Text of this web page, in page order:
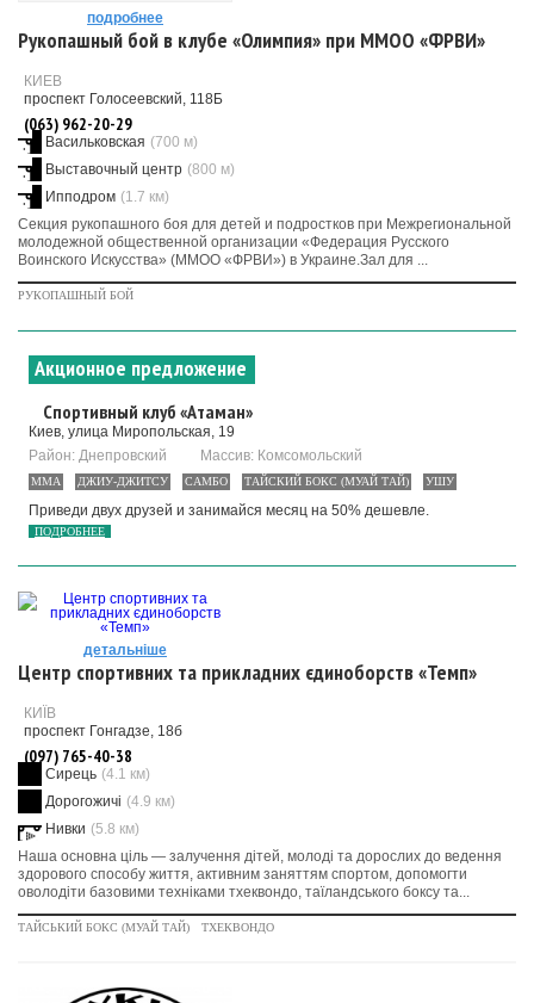
подробнее
Рукопашный бой в клубе «Олимпия» при ММОО «ФРВИ»
КИЕВ
проспект Голосеевский, 118Б
(063) 962-20-29
Васильковская (700 м)
Выставочный центр (800 м)
Ипподром (1.7 км)
Секция рукопашного боя для детей и подростков при Межрегиональной
молодежной общественной организации «Федерация Русского
Воинского Искусства» (ММОО «ФРВИ») в Украине.Зал для ...
РУКОПАШНЫЙ БОЙ
Акционное предложение
Спортивный клуб «Атаман»
Киев, улица Миропольская, 19
Район: Днепровский
Массив: Комсомольский
MMA ДЖИУ-ДЖИТСУ САМБО ТАЙСКИЙ БОКС (МУАЙ ТАЙ) УШУ
Приведи двух друзей и занимайся месяц на 50% дешевле.
ПОДРОБНЕЕ
детальніше
Центр спортивних та прикладних єдиноборств «Темп»
КИЇВ
проспект Гонгадзе, 18б
(097) 765-40-38
Сирець (4.1 км)
Дорогожичі (4.9 км)
Нивки (5.8 км)
Наша основна ціль — залучення дітей, молоді та дорослих до ведення
здорового способу життя, активним заняттям спортом, допомогти
оволодіти базовими техніками тхеквондо, таїландського боксу та...
ТАЙСЬКИЙ БОКС (МУАЙ ТАЙ) ТХЕКВОНДО